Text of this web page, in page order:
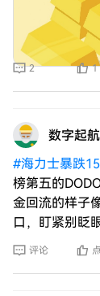
2 1
数字起航
#海力士暴跌
榜第五的
金回流的样子
口，盯紧别眨
评论